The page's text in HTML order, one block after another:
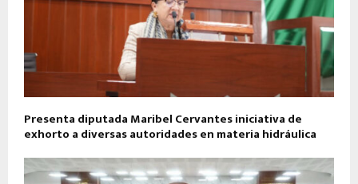
Presenta diputada Maribel Cervantes iniciativa de
exhorto a diversas autoridades en materia hidráulica